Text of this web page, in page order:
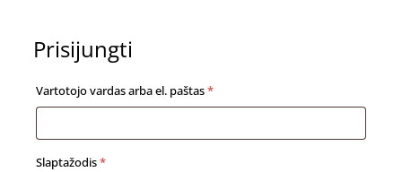
Prisijungti
Vartotojo vardas arba el. paštas*Privalomas
Slaptažodis*Privalomas